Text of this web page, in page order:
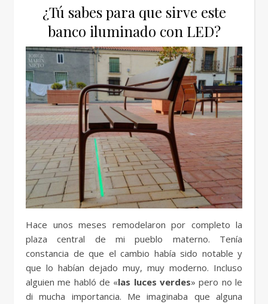
¿Tú sabes para que sirve este
banco iluminado con LED?
Hace unos meses remodelaron por completo la
plaza central de mi pueblo materno. Tenía
constancia de que el cambio había sido notable y
que lo habían dejado muy, muy moderno. Incluso
alguien me habló de «las luces verdes» pero no le
di mucha importancia. Me imaginaba que alguna